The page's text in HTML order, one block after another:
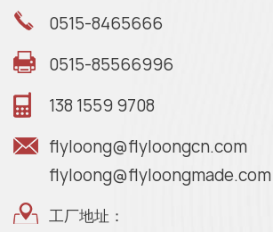
0515-8465666
0515-85566996
138 1559 9708
flyloong@flyloongcn.com
flyloong@flyloongmade.com
工厂地址：